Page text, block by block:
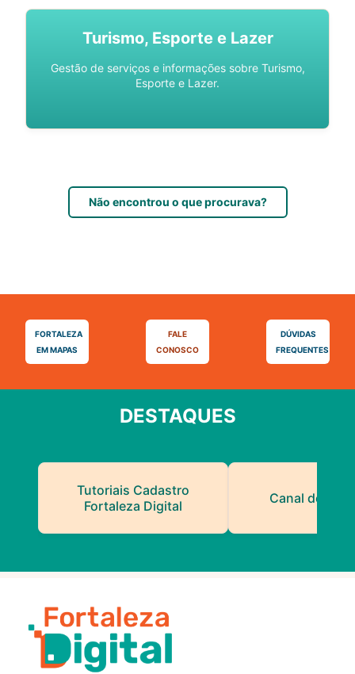
Turismo, Esporte e Lazer
Gestão de serviços e informações sobre Turismo,
Esporte e Lazer.
Não encontrou o que procurava?
FORTALEZA
EM MAPAS
FALE
CONOSCO
DÚVIDAS
FREQUENTES
DESTAQUES
Tutoriais Cadastro
Fortaleza Digital
Canal do